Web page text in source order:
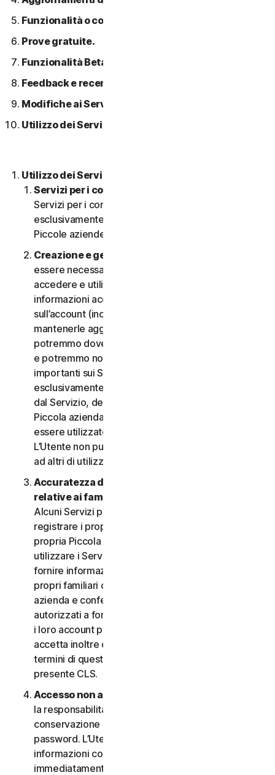
Funzionalità o contenuti di terzi.
Prove gratuite.
Funzionalità Beta.
Feedback e recensioni.
Modifiche ai Servizi.
Utilizzo dei Servizi in una rete.
Utilizzo dei Servizi.
Servizi per i consumatori o aziendali
Servizi per i consumatori sono concepiti e adatti
esclusivamente per i consumatori, non per le
Piccole aziende.
Creazione e gestione di un account.
essere necessario disporre di un account per
accedere e utilizzare i Servizi. È importante fornire
informazioni accurate, complete e aggiornate
sull’account (incluso un indirizzo e-mail valido) e
mantenerle aggiornate. In caso contrario,
potremmo dover sospendere o chiudere l’account
e potremmo non riuscire a inviare notifiche
importanti sui Servizi. L’account è personale ed
esclusivamente a uso dell’Utente (o, se consentito
dal Servizio, dei relativi familiari o della relativa
Piccola azienda) per gestire i Servizi, e non deve
essere utilizzato da terzi per alcuno scopo.
L’Utente non può vendere, trasferire o consentire
ad altri di utilizzare le credenziali dell’account.
Accuratezza delle informazioni (incluse quelle
relative ai familiari o alla Piccola azienda)
Alcuni Servizi potrebbero consentire all’Utente di
registrare i propri familiari, i dipendenti della
propria Piccola azienda o i propri dispositivi per
utilizzare i Servizi. In questo caso è necessario
fornire informazioni veritiere e accurate su di sé, i
propri familiari o i dipendenti della propria Piccola
azienda e confermare di essere debitamente
autorizzati a fornire tali informazioni e a monitorare
i loro account per loro conto. L’Utente
accetta inoltre di informare tali persone riguardo ai
termini di questo CLS e garantire la compliance al
presente CLS.
Accesso non autorizzato all’account
la responsabilità esclusiva di garantire la
conservazione sicura del proprio nome utente e
password. L’Utente non deve condividere queste
informazioni con altri e si impegna a riportare
immediatamente qualsiasi utilizzo non autorizzato.